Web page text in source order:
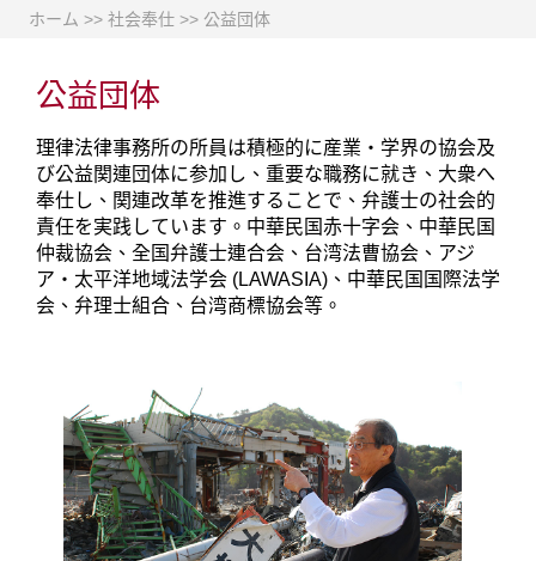
ホーム >> 社会奉仕 >> 公益団体
公益団体
理律法律事務所の所員は積極的に産業・学界の協会及
び公益関連団体に参加し、重要な職務に就き、大衆へ
奉仕し、関連改革を推進することで、弁護士の社会的
責任を実践しています。中華民国赤十字会、中華民国
仲裁協会、全国弁護士連合会、台湾法曹協会、アジ
ア・太平洋地域法学会 (LAWASIA)、中華民国国際法学
会、弁理士組合、台湾商標協会等。